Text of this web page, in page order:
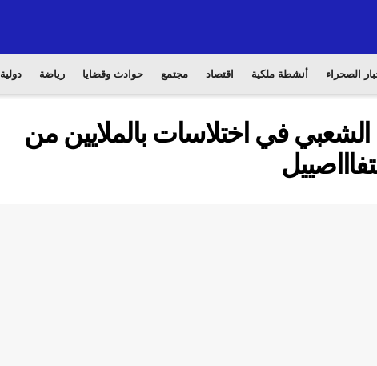
الصحراء أنشطة ملكية اقتصاد مجتمع حوادث وقضايا رياضة دولية
الشعبي في اختلاسات بالملايين من